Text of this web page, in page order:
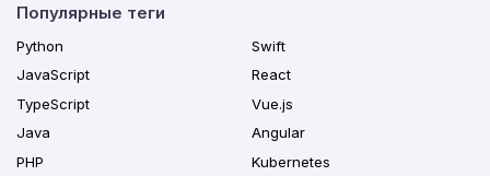
Популярные теги
Python
JavaScript
TypeScript
Java
PHP
Swift
React
Vue.js
Angular
Kubernetes